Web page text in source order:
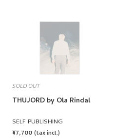
SOLD OUT
THUJORD by Ola Rindal
SELF PUBLISHING
REGULAR
¥7,700 (tax incl.)